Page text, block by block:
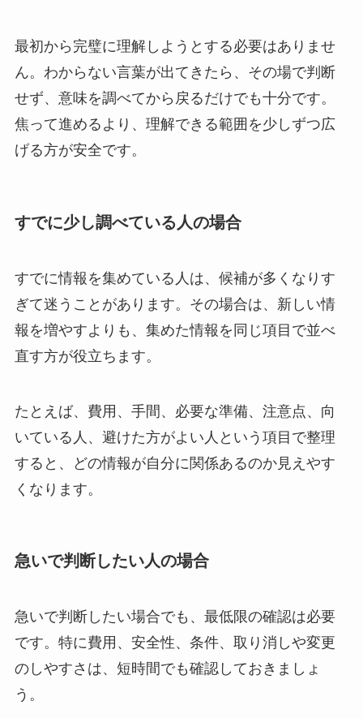
最初から完璧に理解しようとする必要はありませ
ん。わからない言葉が出てきたら、その場で判断
せず、意味を調べてから戻るだけでも十分です。
焦って進めるより、理解できる範囲を少しずつ広
げる方が安全です。
すでに少し調べている人の場合
すでに情報を集めている人は、候補が多くなりす
ぎて迷うことがあります。その場合は、新しい情
報を増やすよりも、集めた情報を同じ項目で並べ
直す方が役立ちます。
たとえば、費用、手間、必要な準備、注意点、向
いている人、避けた方がよい人という項目で整理
すると、どの情報が自分に関係あるのか見えやす
くなります。
急いで判断したい人の場合
急いで判断したい場合でも、最低限の確認は必要
です。特に費用、安全性、条件、取り消しや変更
のしやすさは、短時間でも確認しておきましょ
う。